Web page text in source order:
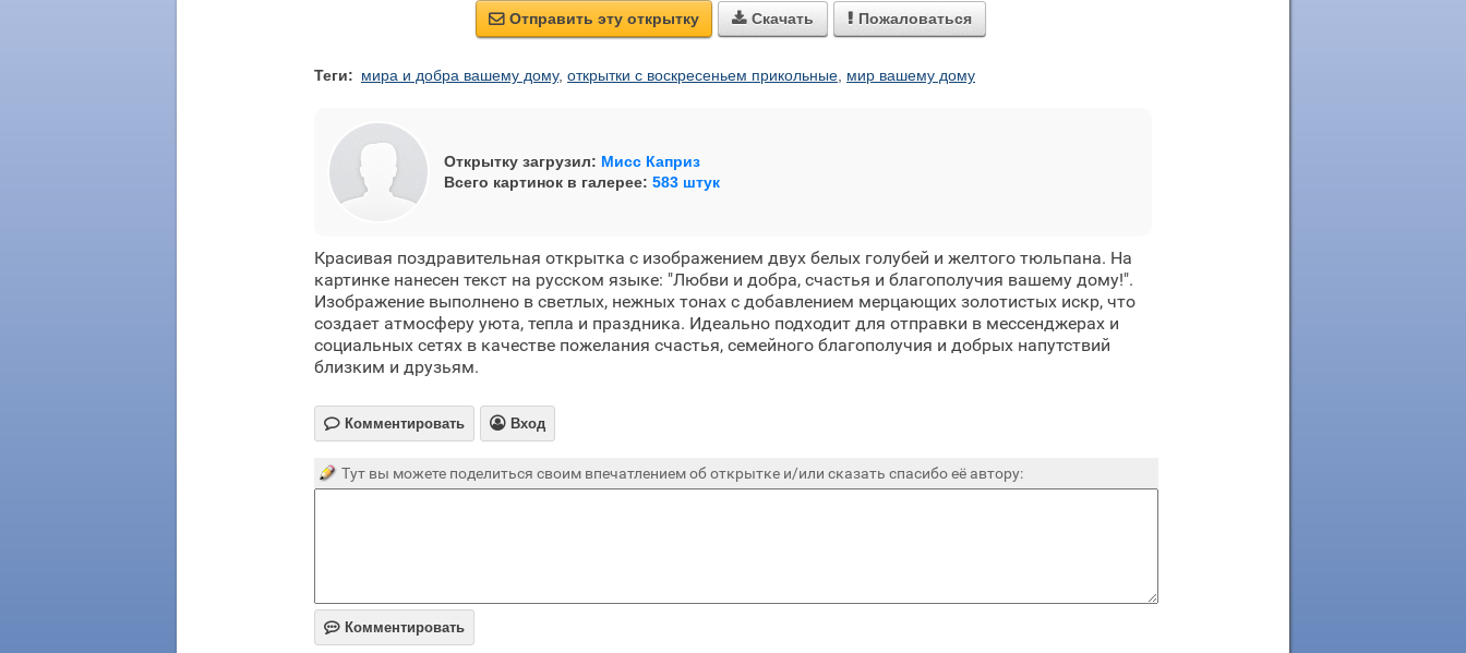
 Отправить эту открытку  Скачать  Пожаловаться
Теги: мира и добра вашему дому, открытки с воскресеньем прикольные мир вашему дому
Открытку загрузил: Мисс Каприз
Всего картинок в галерее: 583 штук
Красивая поздравительная открытка с изображением двух белых голубей и желтого тюльпана. На
картинке нанесен текст на русском языке: "Любви и добра, счастья и благополучия вашему дому!".
Изображение выполнено в светлых, нежных тонах с добавлением мерцающих золотистых искр, что
создает атмосферу уюта, тепла и праздника. Идеально подходит для отправки в мессенджерах и
социальных сетях в качестве пожелания счастья, семейного благополучия и добрых напутствий
близким и друзьям.
 Комментировать  Вход
Тут вы можете поделиться своим впечатлением об открытке и/или сказать спасибо её автору:
 Комментировать